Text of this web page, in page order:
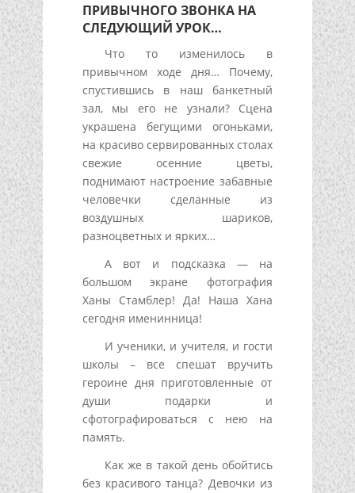
ПРИВЫЧНОГО ЗВОНКА НА
СЛЕДУЮЩИЙ УРОК…
Что то изменилось в
привычном ходе дня… Почему,
спустившись в наш банкетный
зал, мы его не узнали? Сцена
украшена бегущими огоньками,
на красиво сервированных столах
свежие осенние цветы,
поднимают настроение забавные
человечки сделанные из
воздушных шариков,
разноцветных и ярких…
А вот и подсказка — на
большом экране фотография
Ханы Стамблер! Да! Наша Хана
сегодня именинница!
И ученики, и учителя, и гости
школы – все спешат вручить
героине дня приготовленные от
души подарки и
сфотографироваться с нею на
память.
Как же в такой день обойтись
без красивого танца? Девочки из